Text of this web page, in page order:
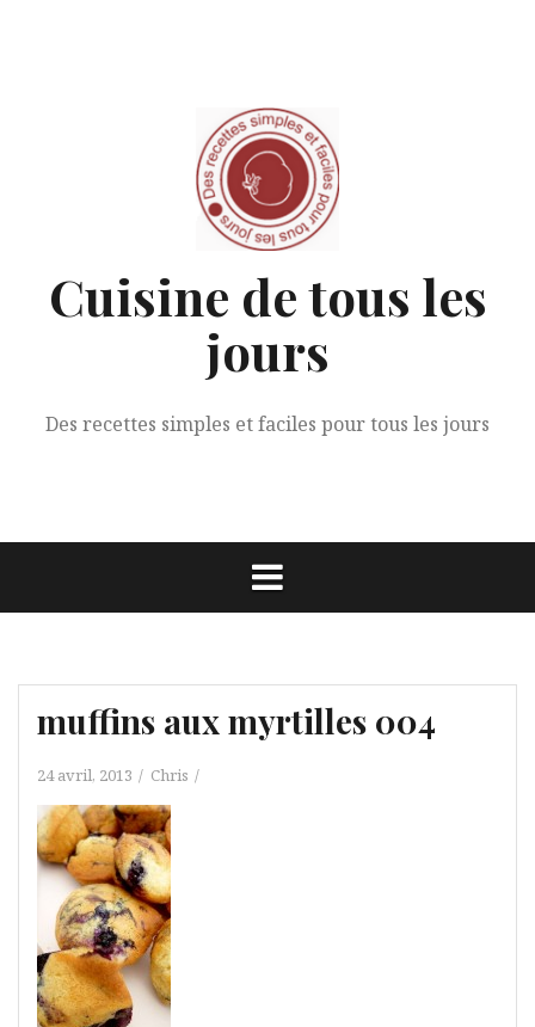
Cuisine de tous les
jours
Des recettes simples et faciles pour tous les jours
muffins aux myrtilles 004
24 avril, 2013 Chris